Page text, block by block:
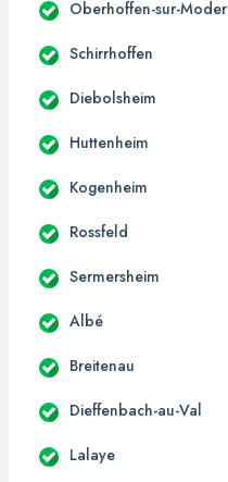
Oberhoffen-sur-Moder
Schirrhoffen
Diebolsheim
Huttenheim
Kogenheim
Rossfeld
Sermersheim
Albé
Breitenau
Dieffenbach-au-Val
Lalaye